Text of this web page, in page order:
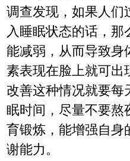
调查发现，如果人们
入睡眠状态的话，
能减弱，从而导致身
素表现在脸上就可出
改善这种情况就要每
眠时间，尽量不要熬
育锻炼，能增强自身
谢能力。